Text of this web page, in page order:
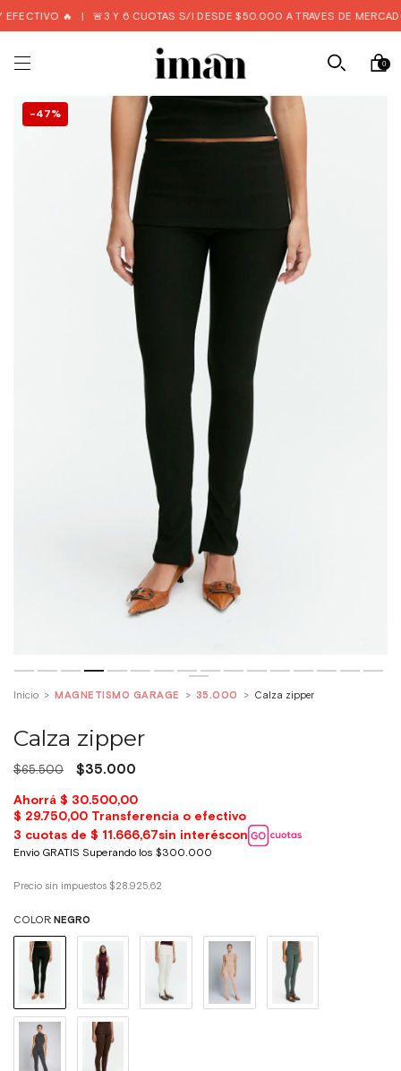
🔥 🚨3 Y 6 CUOTAS S/I DESDE $50.000 A TRAVÉS DE
0
47%
Inicio > MAGNETISMO GARAGE > 35.000 > Calza zipper
Calza zipper
$65.500 $35.000
Precio sin impuestos $28.925,62
COLOR: NEGRO